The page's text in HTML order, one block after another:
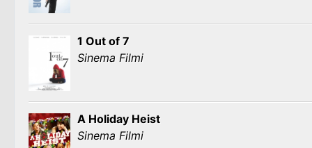
1 Out of 7
Sinema Filmi
A Holiday Heist
Sinema Filmi